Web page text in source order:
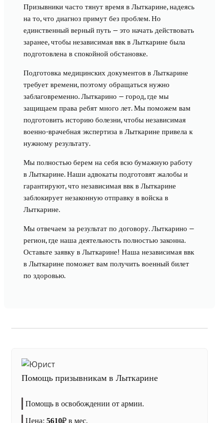
Призывники часто тянут время в Лыткарине, надеясь
на то, что диагноз примут без проблем. Но
единственный верный путь — это начать действовать
заранее, чтобы независимая ввк в Лыткарине была
подготовлена в спокойной обстановке.
Подготовка медицинских документов в Лыткарине
требует времени, поэтому обращаться нужно
заблаговременно. Лыткарино — город, где мы
защищаем права ребят много лет. Мы поможем вам
подготовить историю болезни, чтобы независимая
военно-врачебная экспертиза в Лыткарине привела к
нужному результату.
Мы полностью берем на себя всю бумажную работу
в Лыткарине. Наши адвокаты подготовят жалобы и
гарантируют, что независимая ввк в Лыткарине
заблокирует незаконную отправку в войска в
Лыткарине.
Мы отвечаем за результат по договору. Лыткарино —
регион, где наша деятельность полностью законна.
Оставьте заявку в Лыткарине! Наша независимая ввк
в Лыткарине поможет вам получить военный билет
по здоровью.
Помощь призывникам в Лыткарине
Помощь в освобождении от армии.
Цена: 5610₽ в мес.